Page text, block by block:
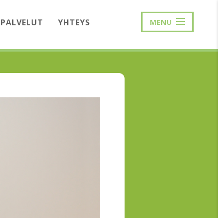
PALVELUT YHTEYS MENU